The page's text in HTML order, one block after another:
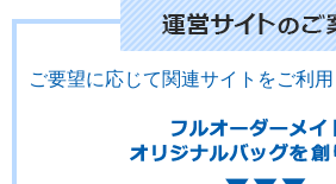
ご要望に応じて関連サイトをご利